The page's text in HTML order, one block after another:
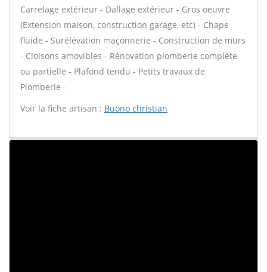
Carrelage extérieur - Dallage extérieur - Gros oeuvre
(Extension maison, construction garage, etc) - Chape
fluide - Surélévation maçonnerie - Construction de murs
- Cloisons amovibles - Rénovation plomberie complète
ou partielle - Plafond tendu - Petits travaux de
Plomberie -
Voir la fiche artisan : Buono christian